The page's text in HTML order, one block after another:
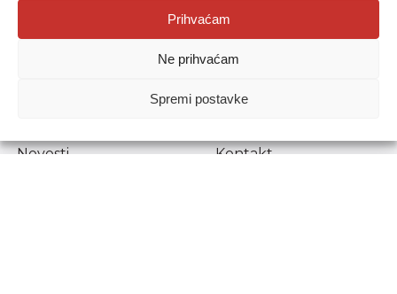
Prihvaćam
Ne prihvaćam
Spremi postavke
Agencija za odgoj i obrazovanje
Donje Svetice 38, 10000 Zagreb
1778129
Prenošenje sadržaja dopušteno je uz navođenje izvora.
Novosti
Kontakt